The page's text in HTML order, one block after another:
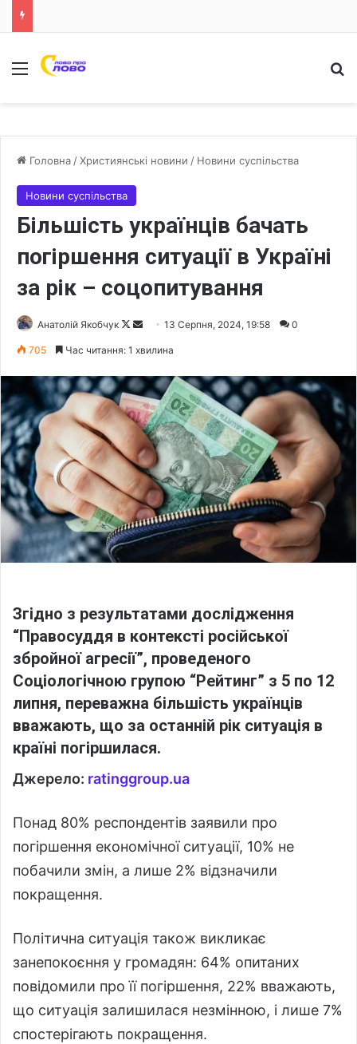
Меню
Головна /Християнські новини / Новини суспільства
Новини суспільства
Більшість українців бачать
погіршення ситуації в Україні
за рік – соцопитування
Анатолій Якобчук
F
l
o
w
n
d
a
n
e
m
a
i
l
13 Серпня, 2024, 19:58 0
705 Час читання: 1 хвилина
Згідно з результатами дослідження
“Правосуддя в контексті російської
збройної агресії”, проведеного
Соціологічною групою “Рейтинг” з 5 по 12
липня, переважна більшість українців
вважають, що за останній рік ситуація в
країні погіршилася.
Джерело: ratinggroup.ua
Понад 80% респондентів заявили про
погіршення економічної ситуації, 10% не
побачили змін, а лише 2% відзначили
покращення.
Політична ситуація також викликає
занепокоєння у громадян: 64% опитаних
повідомили про її погіршення, 22% вважають,
що ситуація залишилася незмінною, і лише 7%
спостерігають покращення.